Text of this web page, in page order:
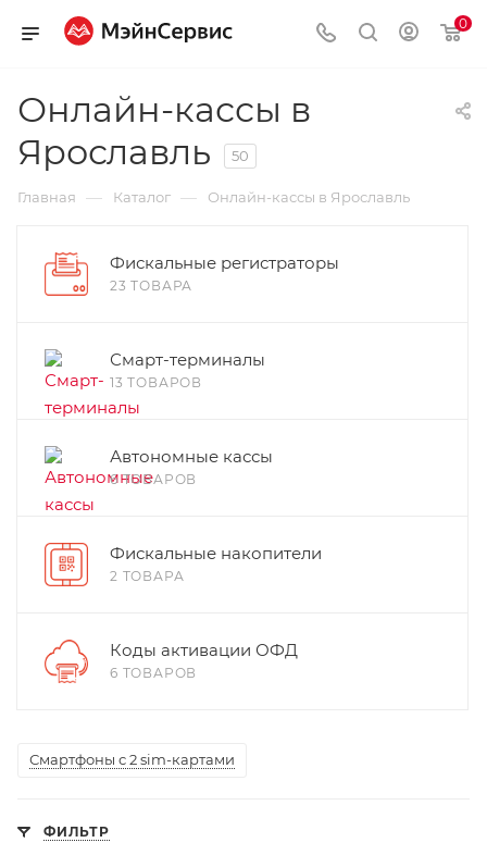
0
Онлайн-кассы в
Ярославль
50
Главная — Каталог — Онлайн-кассы в Ярославль
Фискальные регистраторы
23 ТОВАРА
Смарт-терминалы
13 ТОВАРОВ
Автономные кассы
6 ТОВАРОВ
Фискальные накопители
2 ТОВАРА
Коды активации ОФД
6 ТОВАРОВ
Смартфоны с 2 sim-картами
ФИЛЬТР